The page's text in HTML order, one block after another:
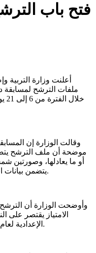
فتح باب
أعلنت وزارة التربية
موضحة أن ملف الترشح
أو ما يعادلها،
يتضمن بيانات المترشح وفق المستوى الذي يتقدم إليه.
وأوضحت الوزارة أن الترشح
الامتياز يقتصر على
الإعدادية لعام 2026 والحاصلين على 100 نقطة فأكثر.